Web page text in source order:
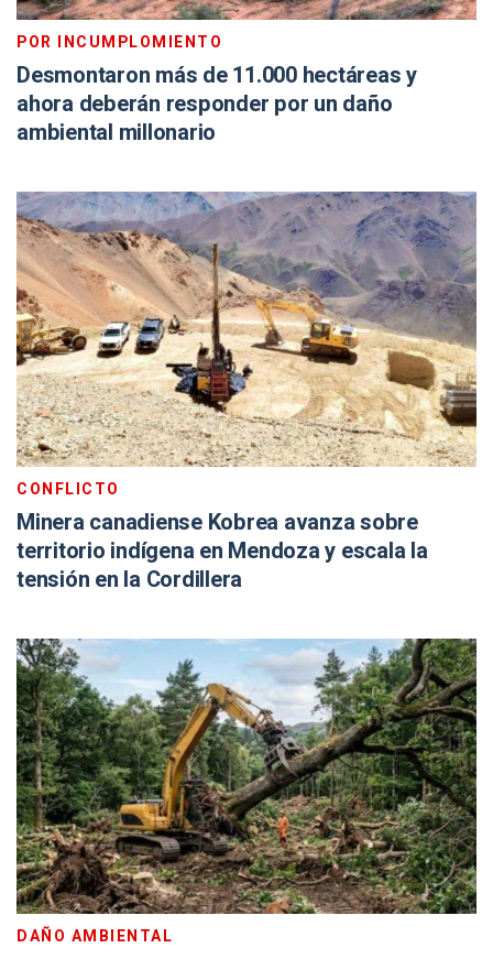
POR INCUMPLOMIENTO
Desmontaron más de 11.000 hectáreas y
ahora deberán responder por un daño
ambiental millonario
CONFLICTO
Minera canadiense Kobrea avanza sobre
territorio indígena en Mendoza y escala la
tensión en la Cordillera
DAÑO AMBIENTAL